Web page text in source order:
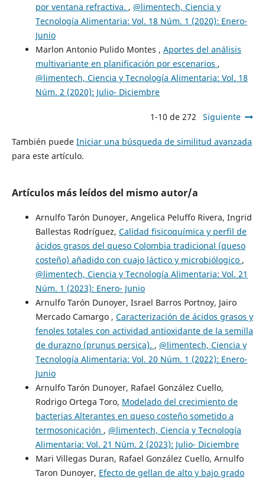
por ventana refractiva. , @limentech, Ciencia y
Tecnología Alimentaria: Vol. 18 Núm. 1 (2020): Enero-
Junio
Marlon Antonio Pulido Montes , Aportes del análisis
multivariante en planificación por escenarios ,
@limentech, Ciencia y Tecnología Alimentaria: Vol. 18
Núm. 2 (2020): Julio- Diciembre
1-10 de 272 Siguiente
También puede Iniciar una búsqueda de similitud avanzada
para este artículo.
Artículos más leídos del mismo autor/a
Arnulfo Tarón Dunoyer, Angelica Peluffo Rivera, Ingrid
Ballestas Rodríguez, Calidad fisicoquímica y perfil de
ácidos grasos del queso Colombia tradicional (queso
costeño) añadido con cuajo láctico y microbiólogico ,
@limentech, Ciencia y Tecnología Alimentaria: Vol. 21
Núm. 1 (2023): Enero- Junio
Arnulfo Tarón Dunoyer, Israel Barros Portnoy, Jairo
Mercado Camargo , Caracterización de ácidos grasos y
fenoles totales con actividad antioxidante de la semilla
de durazno (prunus persica). , @limentech, Ciencia y
Tecnología Alimentaria: Vol. 20 Núm. 1 (2022): Enero-
Junio
Arnulfo Tarón Dunoyer, Rafael González Cuello,
Rodrigo Ortega Toro, Modelado del crecimiento de
bacterias Alterantes en queso costeño sometido a
termosonicación , @limentech, Ciencia y Tecnología
Alimentaria: Vol. 21 Núm. 2 (2023): Julio- Diciembre
Mari Villegas Duran, Rafael González Cuello, Arnulfo
Taron Dunoyer, Efecto de gellan de alto y bajo grado